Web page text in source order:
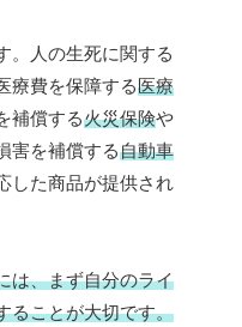
。人の生死に関する
療費を保障する医療
補償する火災保険や
害を補償する自動車
した商品が提供され
は、まず自分のライ
ることが大切です。